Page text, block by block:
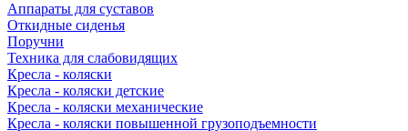
Аппараты для суставов
Откидные сиденья
Поручни
Техника для слабовидящих
Кресла - коляски
Кресла - коляски детские
Кресла - коляски механические
Кресла - коляски повышенной грузоподъемности